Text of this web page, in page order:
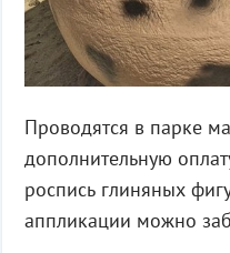
Проводятся в парке
дополнительную
роспись глиняных
аппликации можно